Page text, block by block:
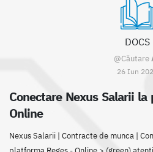
DOCS
@Căutare
26 Iun
Conectare Nexus Salarii
Online
Nexus Salarii | Contracte de munca |